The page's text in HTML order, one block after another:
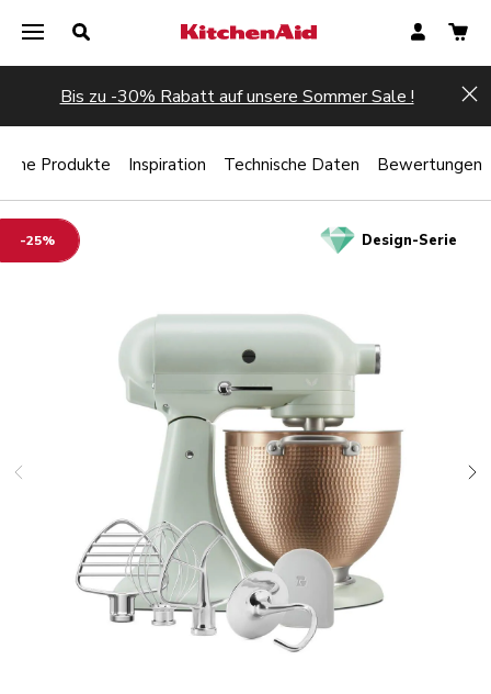
Bis zu -30% Rabatt auf unsere Sommer Sale !
-25% Design-Serie
Produkte Inspiration Technische Daten Bewertungen